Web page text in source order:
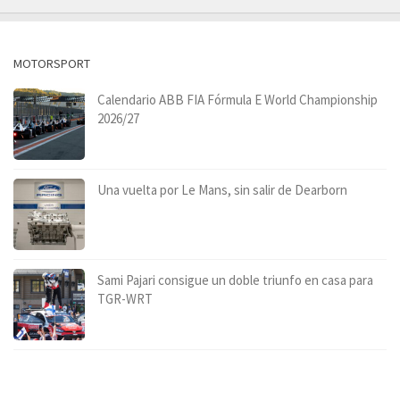
MOTORSPORT
Calendario ABB FIA Fórmula E World Championship
2026/27
Una vuelta por Le Mans, sin salir de Dearborn
Sami Pajari consigue un doble triunfo en casa para
TGR-WRT